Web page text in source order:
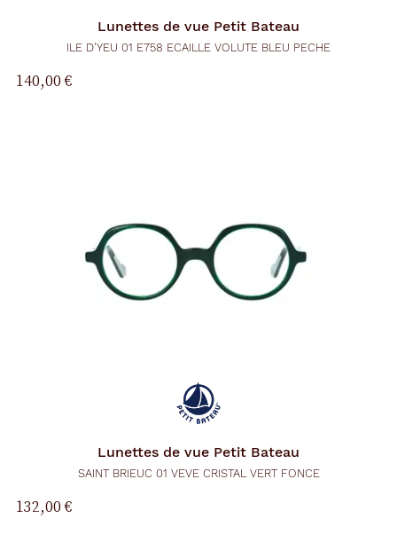
Lunettes de vue Petit Bateau
ILE D'YEU 01 E758 ECAILLE VOLUTE BLEU PECHE
140,00 €
Lunettes de vue Petit Bateau
SAINT BRIEUC 01 VEVE CRISTAL VERT FONCE
132,00 €